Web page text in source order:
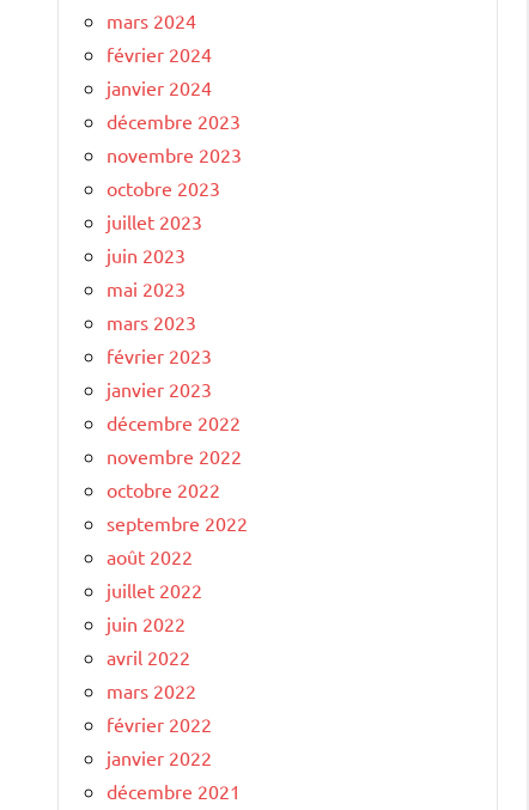
mars 2024
février 2024
janvier 2024
décembre 2023
novembre 2023
octobre 2023
juillet 2023
juin 2023
mai 2023
mars 2023
février 2023
janvier 2023
décembre 2022
novembre 2022
octobre 2022
septembre 2022
août 2022
juillet 2022
juin 2022
avril 2022
mars 2022
février 2022
janvier 2022
décembre 2021